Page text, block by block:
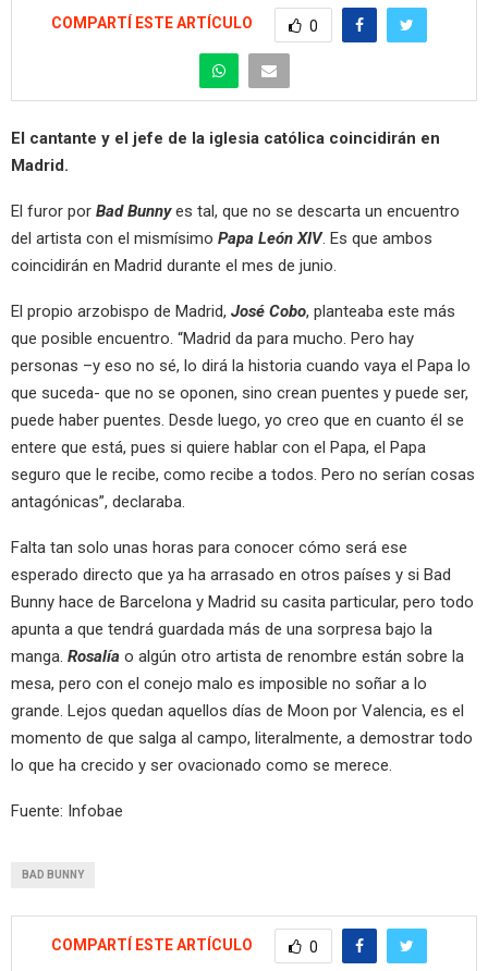
COMPARTÍ ESTE ARTÍCULO 0
El cantante y el jefe de la iglesia católica coincidirán en
Madrid.
El furor por Bad Bunnyes tal, que no se descarta un encuentro
del artista con el mismísimo Papa León XIV. Es que ambos
coincidirán en Madrid durante el mes de junio.
El propio arzobispo de Madrid, José Cobo, planteaba este más
que posible encuentro. “Madrid da para mucho. Pero hay
personas –y eso no sé, lo dirá la historia cuando vaya el Papa lo
que suceda- que no se oponen, sino crean puentes y puede ser,
puede haber puentes. Desde luego, yo creo que en cuanto él se
entere que está, pues si quiere hablar con el Papa, el Papa
seguro que le recibe, como recibe a todos. Pero no serían cosas
antagónicas”, declaraba.
Falta tan solo unas horas para conocer cómo será ese
esperado directo que ya ha arrasado en otros países y si Bad
Bunny hace de Barcelona y Madrid su casita particular, pero todo
apunta a que tendrá guardada más de una sorpresa bajo la
manga. Rosalía o algún otro artista de renombre están sobre la
mesa, pero con el conejo malo es imposible no soñar a lo
grande. Lejos quedan aquellos días de Moon por Valencia, es el
momento de que salga al campo, literalmente, a demostrar todo
lo que ha crecido y ser ovacionado como se merece.
Fuente: Infobae
BAD BUNNY
COMPARTÍ ESTE ARTÍCULO 0